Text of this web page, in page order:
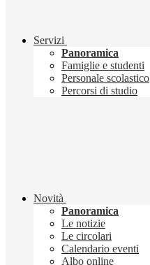
Servizi
Panoramica
Famiglie e studenti
Personale scolastico
Percorsi di studio
Novità
Panoramica
Le notizie
Le circolari
Calendario eventi
Albo online